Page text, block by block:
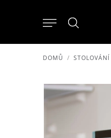
DOMŮ STOLOVÁNÍ